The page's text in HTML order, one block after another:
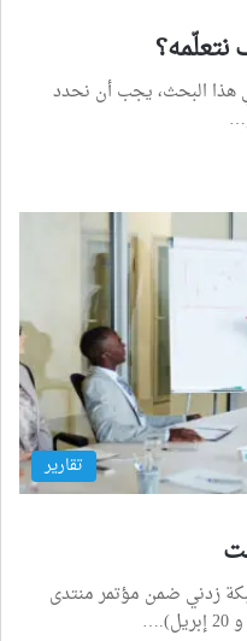
نتعلّمه؟
هذا البحث، يجب أن نحدد
تقارير
زدني ضمن مؤتمر منتدى